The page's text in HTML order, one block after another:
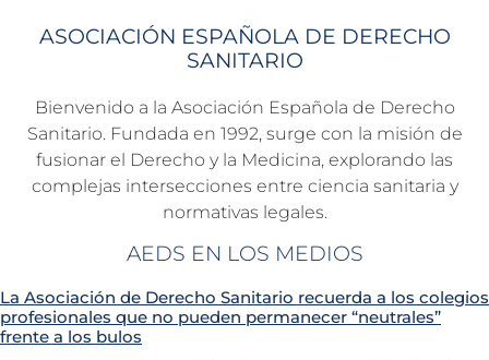
ASOCIACIÓN ESPAÑOLA DE DERECHO
SANITARIO
Bienvenido a la Asociación Española de Derecho
Sanitario. Fundada en 1992, surge con la misión de
fusionar el Derecho y la Medicina, explorando las
complejas intersecciones entre ciencia sanitaria y
normativas legales.
AEDS EN LOS MEDIOS
La Asociación de Derecho Sanitario recuerda a los colegios
profesionales que no pueden permanecer “neutrales”
frente a los bulos